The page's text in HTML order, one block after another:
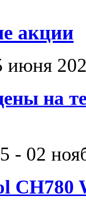
акции
июня
на
- 02
CH780